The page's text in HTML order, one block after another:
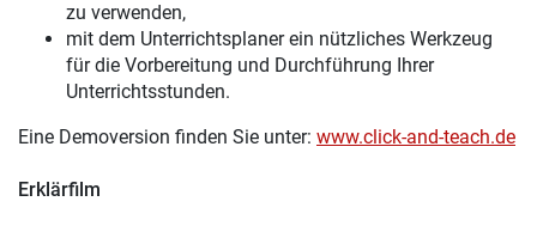
zu verwenden,
mit dem Unterrichtsplaner ein nützliches Werkzeug
für die Vorbereitung und Durchführung Ihrer
Unterrichtsstunden.
Eine Demoversion finden Sie unter: www.click-and-teach.de
Erklärfilm